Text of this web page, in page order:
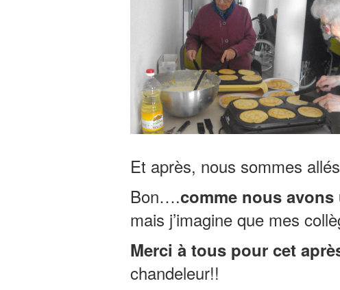
Et après, nous sommes
Bon….comme nous
mais j’imagine que mes
Merci à tous pour cet
chandeleur!!